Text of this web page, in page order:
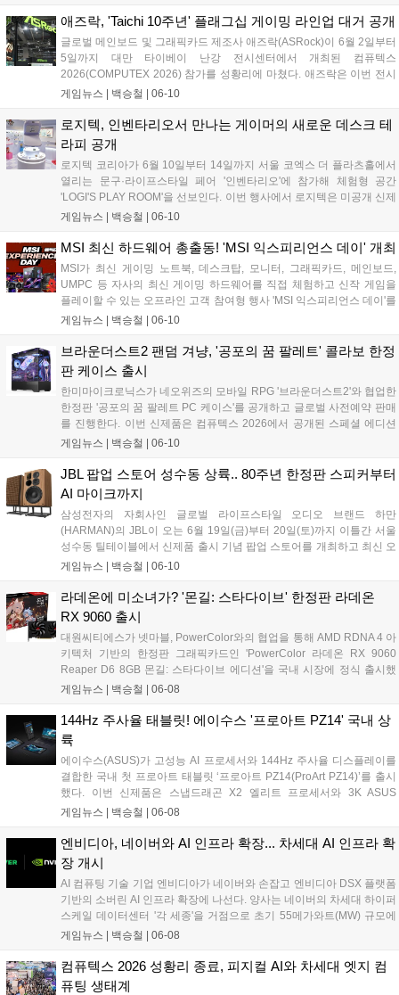
레이 환경까지 폭넓게 지원하는 것이 특징이다....
애즈락, 'Taichi 10주년' 플래그십 게이밍 라인업 대거 공개
글로벌 메인보드 및 그래픽카드 제조사 애즈락(ASRock)이 6월 2일부터
5일까지 대만 타이베이 난강 전시센터에서 개최된 컴퓨텍스
2026(COMPUTEX 2026) 참가를 성황리에 마쳤다. 애즈락은 이번 전시
회에서 자사의 플래그십 브랜드인 'Taichi(타이치)'의 10주년 기념 전시
게이밍 모니터, 수랭 쿨러, 파워서플라이 등 신제품 라인업을 대거 선보
였다....
게임뉴스 | 백승철 06-10
로지텍, 인벤타리오서 만나는 게이머의 새로운 데스크 테
라피 공개
로지텍 코리아가 6월 10일부터 14일까지 서울 코엑스 더 플라츠홀에서
열리는 문구·라이프스타일 페어 '인벤타리오'에 참가해 체험형 공간
'LOGI'S PLAY ROOM'을 선보인다. 이번 행사에서 로지텍은 미공개 신제
품인 폴더블 마우스 'MOBI FOLD'와 프리젠터 'SPOTLIGHT 2'를 현장에
로덕트사와의 협업을 통해 제작된 파워퍼프걸 한정판 굿즈 및 다채로운
참여형 이벤트를 마련해 데스크 환경 변화를 모색하는 사용자들에게 차
별화된 경험을 제공할 계획이다....
게임뉴스 | 백승철 06-10
MSI 최신 하드웨어 총출동! 'MSI 익스피리언스 데이' 개최
MSI가 최신 게이밍 노트북, 데스크탑, 모니터, 그래픽카드, 메인보드,
UMPC 등 자사의 최신 게이밍 하드웨어를 직접 체험하고 신작 게임을
플레이할 수 있는 오프라인 고객 참여형 행사 'MSI 익스피리언스 데이'를
개최하고 오는 6월 22일까지 참가자를 모집한다. 이번 행사는 6월 27일
고성능 하드웨어를 통해 신작 게임의 프레임 방어 및 발열 제어 성능을
직접 검증하고 다양한 게임 이벤트와 참가자 전용 제품 구매 혜택을 누
릴 수 있다....
게임뉴스 | 백승철 06-10
브라운더스트2 팬덤 겨냥, '공포의 꿈 팔레트' 콜라보 한정
판 케이스 출시
한미마이크로닉스가 네오위즈의 모바일 RPG '브라운더스트2'와 협업한
한정판 '공포의 꿈 팔레트 PC 케이스'를 공개하고 글로벌 사전예약 판매
를 진행한다. 이번 신제품은 컴퓨텍스 2026에서 공개된 스페셜 에디션
으로, 인기 캐릭터의 일러스트를 제품 전반에 반영해 게이머의 시각적
며......
게임뉴스 | 백승철 06-10
JBL 팝업 스토어 성수동 상륙.. 80주년 한정판 스피커부터
AI 마이크까지
삼성전자의 자회사인 글로벌 라이프스타일 오디오 브랜드 하만
(HARMAN)의 JBL이 오는 6월 19일(금)부터 20일(토)까지 이틀간 서울
성수동 틸테이블에서 신제품 출시 기념 팝업 스토어를 개최하고 최신 오
디오 라인업을 대거 공개한다. 이번 행사에서 JBL은 브랜드 80주년을 기
콘텐츠 크리에이터의 음성 출력을 보조하는 AI 기반 마이크 2종을 선보
이며 청취 및 오디오 환경 중심의 브랜드 경험을 제공할 예정이다....
게임뉴스 | 백승철 06-10
라데온에 미소녀가? '몬길: 스타다이브' 한정판 라데온
RX 9060 출시
대원씨티에스가 넷마블, PowerColor와의 협업을 통해 AMD RDNA 4 아
키텍처 기반의 한정판 그래픽카드인 'PowerColor 라데온 RX 9060
Reaper D6 8GB 몬길: 스타다이브 에디션'을 국내 시장에 정식 출시했
다. 이번 신제품은 넷마블의 신작 게임 '몬길: 스타 다이브' IP를 패키징과
클럭 2990MHz 스펙과 컴팩트한 설계를 갖춰, 실속 있는 게이밍 성능을
원하거나 소형 PC 환경을 구축하려는 코어 게이머층의 접근성을 넓힌
것이 특징이다....
게임뉴스 | 백승철 06-08
144Hz 주사율 태블릿! 에이수스 '프로아트 PZ14' 국내 상
륙
에이수스(ASUS)가 고성능 AI 프로세서와 144Hz 주사율 디스플레이를
결합한 국내 첫 프로아트 태블릿 ‘프로아트 PZ14(ProArt PZ14)’를 출시
했다. 이번 신제품은 스냅드래곤 X2 엘리트 프로세서와 3K ASUS
Lumina Pro OLED 디스플레이를 탑재해 고해상도 그래픽 작업과 부드
1TB PCIe 4.0 SSD를 바탕으로 안정적인 구동 환경을 제공하며, 온디바
이스 AI 기능 처리를 위한 최대 80 TOPS 성능의 NPU를 갖췄다....
게임뉴스 | 백승철 06-08
엔비디아, 네이버와 AI 인프라 확장... 차세대 AI 인프라 확
장 개시
AI 컴퓨팅 기술 기업 엔비디아가 네이버와 손잡고 엔비디아 DSX 플랫폼
기반의 소버린 AI 인프라 확장에 나선다. 양사는 네이버의 차세대 하이퍼
스케일 데이터센터 '각 세종'을 거점으로 초기 55메가와트(MW) 규모에
서 향후 기가와트(GW)급까지 확장되는 대규모 AI 팩토리를 구축할 계획
웨어를 도입하여 국내외 산업계를 위한 에이전틱 AI 서비스 및 차세대 하
이퍼클로바X 모델 고도화를 본격화한다....
게임뉴스 | 백승철 06-08
컴퓨텍스 2026 성황리 종료, 피지컬 AI와 차세대 엣지 컴
퓨팅 생태계